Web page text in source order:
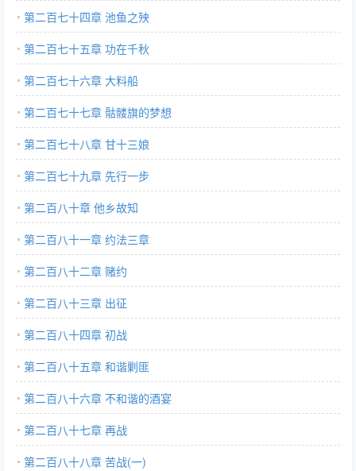
第二百七十四章 池鱼之殃
第二百七十五章 功在千秋
第二百七十六章 大料船
第二百七十七章 骷髅旗的梦想
第二百七十八章 甘十三娘
第二百七十九章 先行一步
第二百八十章 他乡故知
第二百八十一章 约法三章
第二百八十二章 赌约
第二百八十三章 出征
第二百八十四章 初战
第二百八十五章 和谐剿匪
第二百八十六章 不和谐的酒宴
第二百八十七章 再战
第二百八十八章 苦战(一)